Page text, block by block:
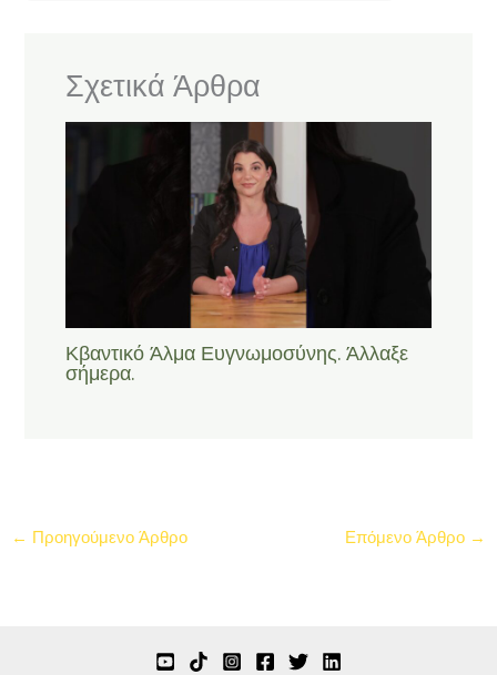
Σχετικά Άρθρα
Κβαντικό Άλμα Ευγνωμοσύνης. Άλλαξε
σήμερα.
← Προηγούμενο Άρθρο Επόμενο Άρθρο →